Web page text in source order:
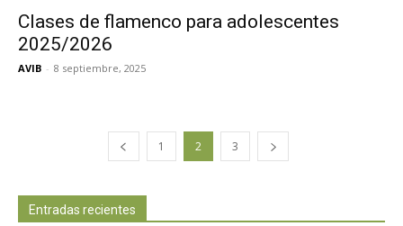
Clases de flamenco para adolescentes
2025/2026
AVIB - 8 septiembre, 2025
1 2 3
Entradas recientes